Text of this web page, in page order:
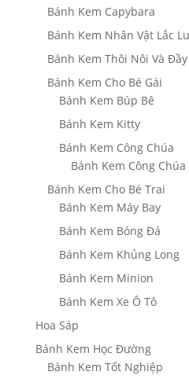
Bánh Kem Capybara
Bánh Kem Nhân Vật Lắc Lư
Bánh Kem Thôi Nôi Và
Bánh Kem Cho Bé Gái
Bánh Kem Búp Bê
Bánh Kem Kitty
Bánh Kem Công Chúa
Bánh Kem Công Chúa
Bánh Kem Cho Bé Trai
Bánh Kem Máy Bay
Bánh Kem Bóng Đá
Bánh Kem Khủng Long
Bánh Kem Minion
Bánh Kem Xe Ô Tô
Hoa Sáp
Bánh Kem Học Đường
Bánh Kem Tốt Nghiệp